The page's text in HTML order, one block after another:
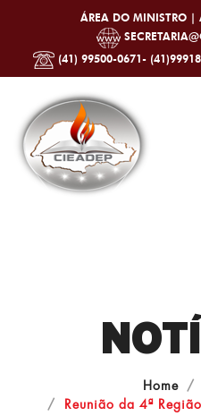
ÁREA DO MINISTRO |
(41) 99500-0671-
Home
Reunião da 4ª